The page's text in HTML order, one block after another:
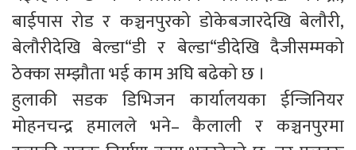
बाईपास रोड र कञ्चनपुरको डोकेबजारदेखि बेलौरी,
बेलौरीदेखि बेल्डा“डी र बेल्डा“डीदेखि दैजीसम्मको
ठेक्का सम्झौता भई काम अघि बढेको छ ।
हुलाकी सडक डिभिजन कार्यालयका ईन्जिनियर
मोहनचन्द्र हमालले भने– कैलाली र कञ्चनपुरमा